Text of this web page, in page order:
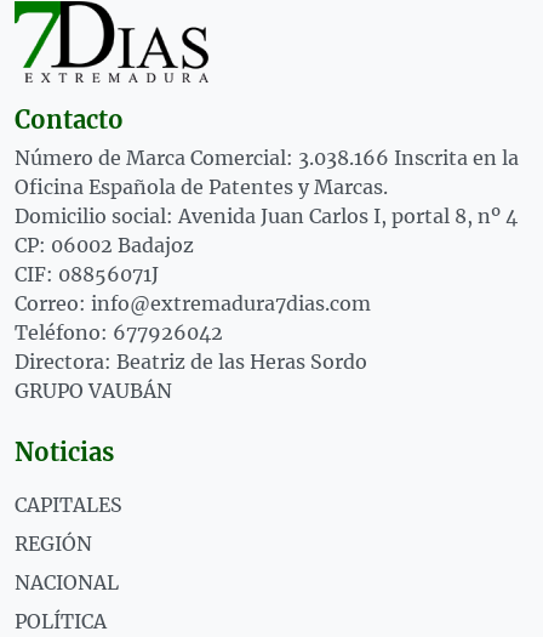
Contacto
Número de Marca Comercial: 3.038.166 Inscrita en la
Oficina Española de Patentes y Marcas.
Domicilio social: Avenida Juan Carlos I, portal 8, nº 4
CP: 06002 Badajoz
CIF: 08856071J
Correo: info@extremadura7dias.com
Teléfono: 677926042
Directora: Beatriz de las Heras Sordo
GRUPO VAUBÁN
Noticias
CAPITALES
REGIÓN
NACIONAL
POLÍTICA